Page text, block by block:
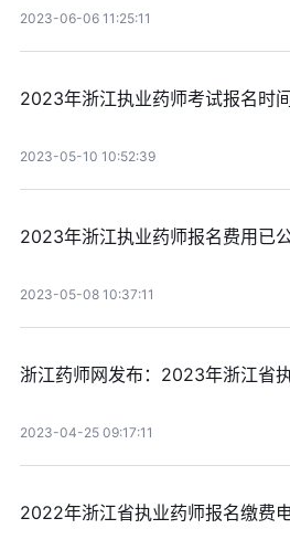
2023-06-06 11:25:11
2023年浙江执业药师考试报名时
2023-05-10 10:52:39
2023年浙江执业药师报名费用已
2023-05-08 10:37:11
浙江药师网发布：2023年浙江省
2023-04-25 09:17:11
2022年浙江省执业药师报名缴费